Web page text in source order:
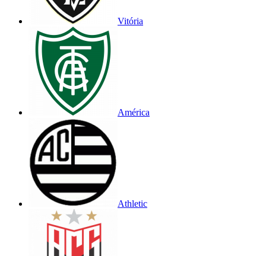
Vitória
América
Athletic